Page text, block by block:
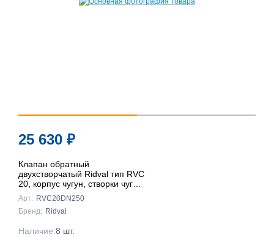
25 630 ₽
Клапан обратный
двухстворчатый Ridval тип RVC
20, корпус чугун, створки чуг
DN250 КРАСНЫЙ
Арт: RVC20DN250
Бренд: Ridval
Наличие:8 шт.